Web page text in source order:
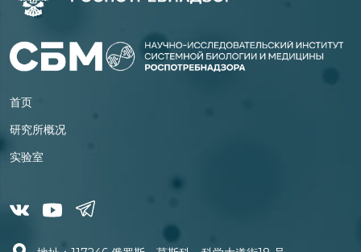
首页
研究所概况
实验室